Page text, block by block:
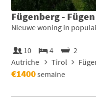
Fügenberg - Fügen
Nieuwe woning in
10 4
2
Autriche
Tirol
€1400semaine